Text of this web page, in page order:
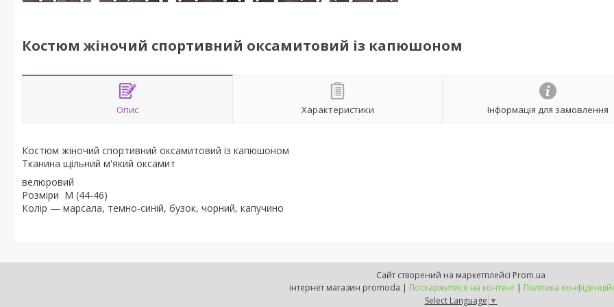
Костюм жіночий спортивний оксамитовий із капюшоном
Опис Характеристики Інформація для замовлення
Костюм жіночий спортивний оксамитовий із капюшоном
Тканина щільний м'який оксамит
велюровий
Розміри М (44-46)
Колір — марсала, темно-синій, бузок, чорний, капучино
Сайт створений на маркетплейсі Prom.ua
інтернет магазин promoda | Поскаржитися на контент | Політика
Select Language ▼